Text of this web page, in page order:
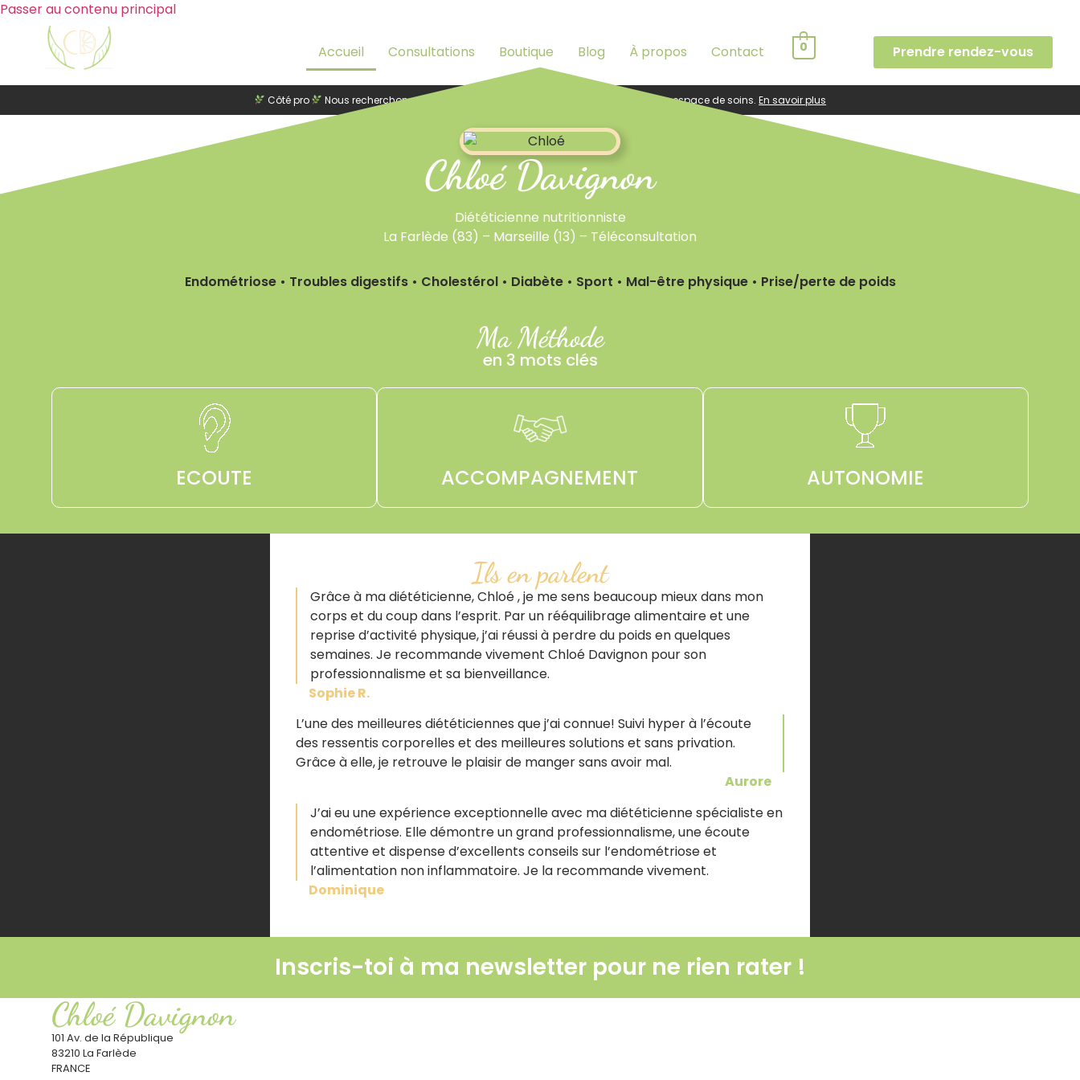
Passer au contenu principal
Accueil Consultations Boutique Blog À propos Contact 0 Prendre rendez-vous
Côté pro Nous recherchons un(e) professionnel(le) de santé pour rejoindre notre espace de soins.En savoir plus
Chloé Davignon
Diététicienne nutritionniste
La Farlède (83) – Marseille (13) – Téléconsultation
Endométriose • Troubles digestifs • Cholestérol • Diabète • Sport • Mal-être physique • Prise/perte de poids
Ma Méthode
en 3 mots clés
ECOUTE ACCOMPAGNEMENT AUTONOMIE
Ils en parlent
Grâce à ma diététicienne, Chloé , je me sens beaucoup mieux dans mon
corps et du coup dans l’esprit. Par un rééquilibrage alimentaire et une
reprise d’activité physique, j’ai réussi à perdre du poids en quelques
semaines. Je recommande vivement Chloé Davignon pour son
professionnalisme et sa bienveillance.
Sophie R.
L’une des meilleures diététiciennes que j’ai connue! Suivi hyper à l’écoute
des ressentis corporelles et des meilleures solutions et sans privation.
Grâce à elle, je retrouve le plaisir de manger sans avoir mal.
Aurore
J’ai eu une expérience exceptionnelle avec ma diététicienne spécialiste en
endométriose. Elle démontre un grand professionnalisme, une écoute
attentive et dispense d’excellents conseils sur l’endométriose et
l’alimentation non inflammatoire. Je la recommande vivement.
Dominique
Inscris-toi à ma newsletter pour ne rien rater !
Chloé Davignon
101 Av. de la République
83210 La Farlède
FRANCE